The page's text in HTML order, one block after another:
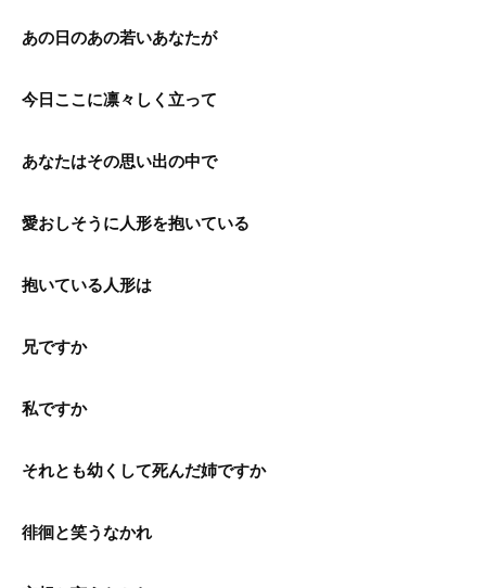
あの日のあの若いあなたが
今日ここに凛々しく立って
あなたはその思い出の中で
愛おしそうに人形を抱いている
抱いている人形は
兄ですか
私ですか
それとも幼くして死んだ姉ですか
徘徊と笑うなかれ